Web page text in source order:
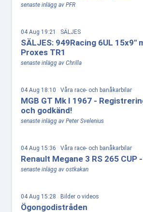
senaste inlägg av PFR
04 Aug 19:21 SÄLJES
SÄLJES: 949Racing 6UL 15x9"
Proxes TR1
senaste inlägg av Chrilla
04 Aug 18:10 Våra race- och banåkarbilar
MGB GT Mk I 1967 -
och godkänd!
senaste inlägg av Peter Svelenius
04 Aug 15:36 Våra race- och banåkarbilar
Renault Megane 3 RS 265 CUP
senaste inlägg av ostkakan
04 Aug 15:28 Bilder o videos
Ögongodistråden